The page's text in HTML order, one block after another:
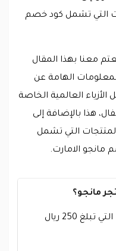
التي تشمل كود خصم
معنا بهذا المقال
الهامة عن
العالمية الخاصة
هذا بالإضافة إلى
التي تشمل
الامارت.
مانجو؟
نعم يوجد على جميع المنتجات التي تبلغ 250 ريال